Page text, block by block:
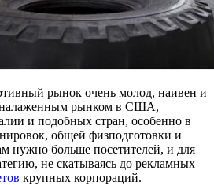
рынок очень молод, наивен и
налаженным рынком в США,
и подобных стран, особенно в
общей физподготовки и
нужно больше посетителей, и для
не скатываясь до рекламных
крупных корпораций.